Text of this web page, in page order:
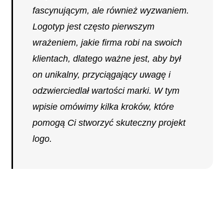
fascynującym, ale również wyzwaniem.
Logotyp jest często pierwszym
wrażeniem, jakie firma robi na swoich
klientach, dlatego ważne jest, aby był
on unikalny, przyciągający uwagę i
odzwierciedlał wartości marki. W tym
wpisie omówimy kilka kroków, które
pomogą Ci stworzyć skuteczny projekt
logo.